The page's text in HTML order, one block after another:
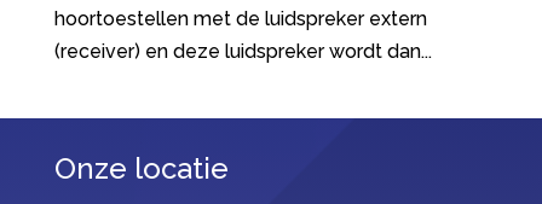
hoortoestellen met de luidspreker extern
(receiver) en deze luidspreker wordt dan...
Onze locatie